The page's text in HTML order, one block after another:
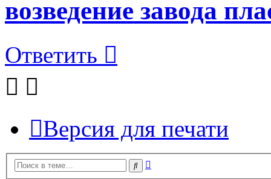
возведение завода
Ответить
Версия для печати
Поиск